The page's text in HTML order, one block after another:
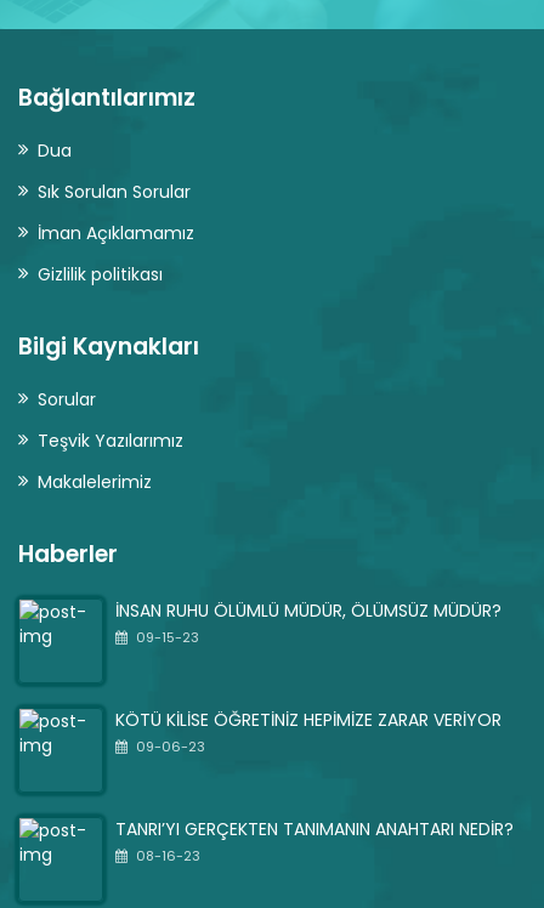
Bağlantılarımız
Dua
Sık Sorulan Sorular
İman Açıklamamız
Gizlilik politikası
Bilgi Kaynakları
Sorular
Teşvik Yazılarımız
Makalelerimiz
Haberler
İNSAN RUHU ÖLÜMLÜ MÜDÜR, ÖLÜMSÜZ MÜDÜR?
09-15-23
KÖTÜ KİLİSE ÖĞRETİNİZ HEPİMİZE ZARAR VERİYOR
09-06-23
TANRI’YI GERÇEKTEN TANIMANIN ANAHTARI NEDİR?
08-16-23